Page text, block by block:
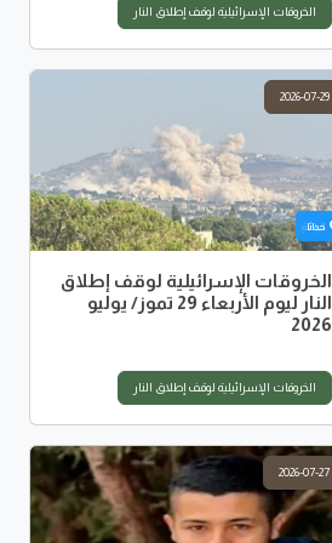
الخروقات الإسرائيلية لوقف إطلاق النار
2026-07-29
شمع
البياضة
حداثا
الخروقات الإسرائيلية لوقف إطلاق
النار ليوم الأربعاء 29 تموز/ يوليو
2026
الخروقات الإسرائيلية لوقف إطلاق النار
2026-07-27